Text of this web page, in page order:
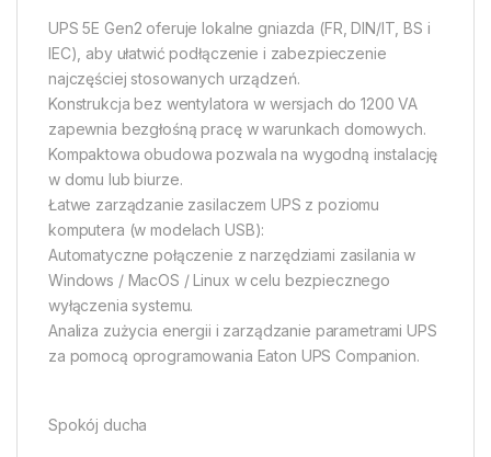
UPS 5E Gen2 oferuje lokalne gniazda (FR, DIN/IT, BS i
IEC), aby ułatwić podłączenie i zabezpieczenie
najczęściej stosowanych urządzeń.
Konstrukcja bez wentylatora w wersjach do 1200 VA
zapewnia bezgłośną pracę w warunkach domowych.
Kompaktowa obudowa pozwala na wygodną instalację
w domu lub biurze.
Łatwe zarządzanie zasilaczem UPS z poziomu
komputera (w modelach USB):
Automatyczne połączenie z narzędziami zasilania w
Windows / MacOS / Linux w celu bezpiecznego
wyłączenia systemu.
Analiza zużycia energii i zarządzanie parametrami UPS
za pomocą oprogramowania Eaton UPS Companion.
Spokój ducha